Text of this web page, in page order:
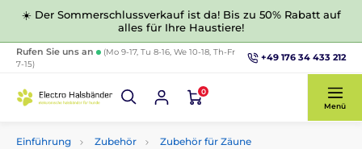
☀️ Der Sommerschlussverkauf ist da! Bis zu 50% Rabatt auf
alles für Ihre Haustiere!
Rufen Sie uns an
(Mo 9-17, Tu 8-16, We 10-18, Th-Fr
7-15)
+49 176 34 433 212
0
Menü
Einführung Zubehör
Zubehör für Zäune